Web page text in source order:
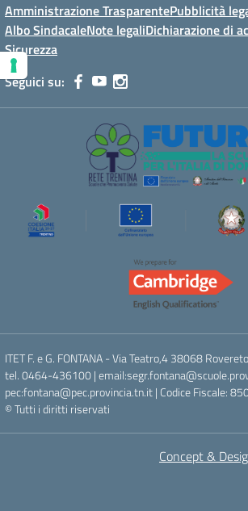
Amministrazione TrasparentePubblicità
Albo SindacaleNote legaliDichiarazione di
Sicurezza
Seguici su:
ITET F. e G. FONTANA - Via Teatro,4 38068
tel. 0464-436100 |
pec:fontana@pec.provincia.tn.it | Codice Fiscale:
© Tutti i diritti riservati
Concept &